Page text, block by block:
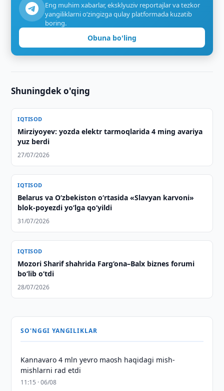
Eng muhim xabarlar, eksklyuziv reportajlar va tezkor
yangiliklarni o‘zingizga qulay platformada kuzatib
boring.
Obuna bo'ling
Shuningdek o'qing
IQTISOD
Mirziyoyev: yozda elektr tarmoqlarida 4 ming avariya
yuz berdi
27/07/2026
IQTISOD
Belarus va O‘zbekiston o‘rtasida «Slavyan karvoni»
blok-poyezdi yo‘lga qo‘yildi
31/07/2026
IQTISOD
Mozori Sharif shahrida Farg‘ona–Balx biznes forumi
bo‘lib o‘tdi
28/07/2026
SO'NGGI YANGILIKLAR
Kannavaro 4 mln yevro maosh haqidagi mish-
mishlarni rad etdi
11:15 · 06/08